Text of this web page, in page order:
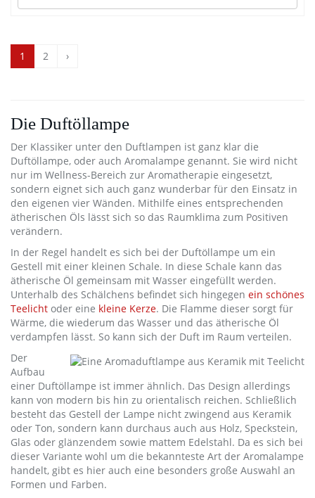
1 2 ›
Die Duftöllampe
Der Klassiker unter den Duftlampen ist ganz klar die
Duftöllampe, oder auch Aromalampe genannt. Sie wird nicht
nur im Wellness-Bereich zur Aromatherapie eingesetzt,
sondern eignet sich auch ganz wunderbar für den Einsatz in
den eigenen vier Wänden. Mithilfe eines entsprechenden
ätherischen Öls lässt sich so das Raumklima zum Positiven
verändern.
In der Regel handelt es sich bei der Duftöllampe um ein
Gestell mit einer kleinen Schale. In diese Schale kann das
ätherische Öl gemeinsam mit Wasser eingefüllt werden.
Unterhalb des Schälchens befindet sich hingegen ein schönes
Teelicht oder eine kleine Kerze. Die Flamme dieser sorgt für
Wärme, die wiederum das Wasser und das ätherische Öl
verdampfen lässt. So kann sich der Duft im Raum verteilen.
Der
Aufbau
einer Duftöllampe ist immer ähnlich. Das Design allerdings
kann von modern bis hin zu orientalisch reichen. Schließlich
besteht das Gestell der Lampe nicht zwingend aus Keramik
oder Ton, sondern kann durchaus auch aus Holz, Speckstein,
Glas oder glänzendem sowie mattem Edelstahl. Da es sich bei
dieser Variante wohl um die bekannteste Art der Aromalampe
handelt, gibt es hier auch eine besonders große Auswahl an
Formen und Farben.